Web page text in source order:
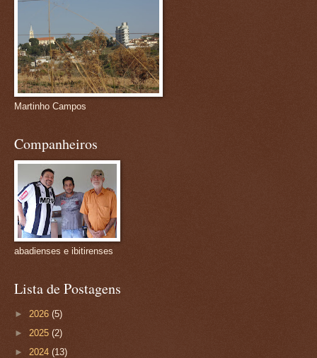
Martinho Campos
Companheiros
abadienses e ibitirenses
Lista de Postagens
► 2026 (5)
► 2025 (2)
► 2024 (13)